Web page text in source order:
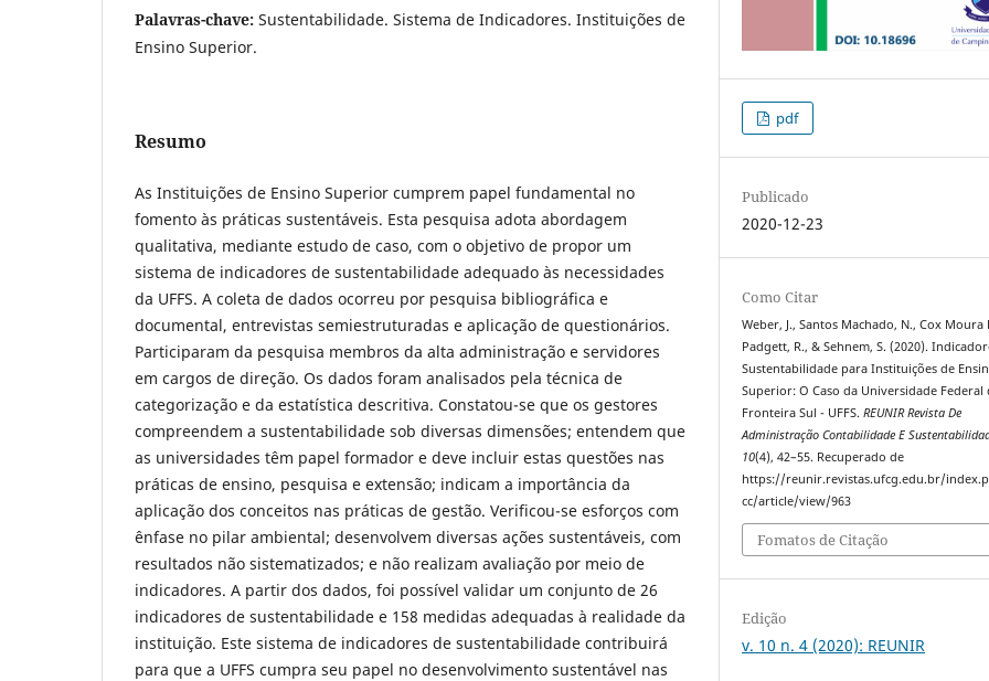
Palavras-chave: Sustentabilidade. Sistema de Indicadores. Instituições de
Ensino Superior.
Resumo
As Instituições de Ensino Superior cumprem papel fundamental no
fomento às práticas sustentáveis. Esta pesquisa adota abordagem
qualitativa, mediante estudo de caso, com o objetivo de propor um
sistema de indicadores de sustentabilidade adequado às necessidades
da UFFS. A coleta de dados ocorreu por pesquisa bibliográfica e
documental, entrevistas semiestruturadas e aplicação de questionários.
Participaram da pesquisa membros da alta administração e servidores
em cargos de direção. Os dados foram analisados pela técnica de
categorização e da estatística descritiva. Constatou-se que os gestores
compreendem a sustentabilidade sob diversas dimensões; entendem que
as universidades têm papel formador e deve incluir estas questões nas
práticas de ensino, pesquisa e extensão; indicam a importância da
aplicação dos conceitos nas práticas de gestão. Verificou-se esforços com
ênfase no pilar ambiental; desenvolvem diversas ações sustentáveis, com
resultados não sistematizados; e não realizam avaliação por meio de
indicadores. A partir dos dados, foi possível validar um conjunto de 26
indicadores de sustentabilidade e 158 medidas adequadas à realidade da
instituição. Este sistema de indicadores de sustentabilidade contribuirá
para que a UFFS cumpra seu papel no desenvolvimento sustentável nas
pdf
Publicado
2020-12-23
Como Citar
Weber, J., Santos Machado, N., Cox Moura
Padgett, R., & Sehnem, S. (2020).
Sustentabilidade para Instituições de
Superior: O Caso da Universidade Federal
Fronteira Sul - UFFS.REUNIR Revista De
Administração Contabilidade E
10(4), 42–55. Recuperado de
https://reunir.revistas.ufcg.edu.br/
cc/article/view/963
Fomatos de Citação
Edição
v. 10 n. 4 (2020): REUNIR